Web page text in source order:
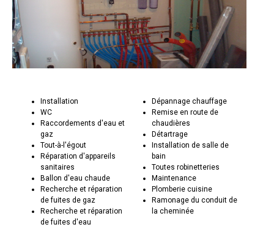
Installation
WC
Raccordements d'eau et
gaz
Tout-à-l'égout
Réparation d'appareils
sanitaires
Ballon d'eau chaude
Recherche et réparation
de fuites de gaz
Recherche et réparation
de fuites d'eau
Dépannage chauffage
Remise en route de
chaudières
Détartrage
Installation de salle de
bain
Toutes robinetteries
Maintenance
Plomberie cuisine
Ramonage du conduit de
la cheminée